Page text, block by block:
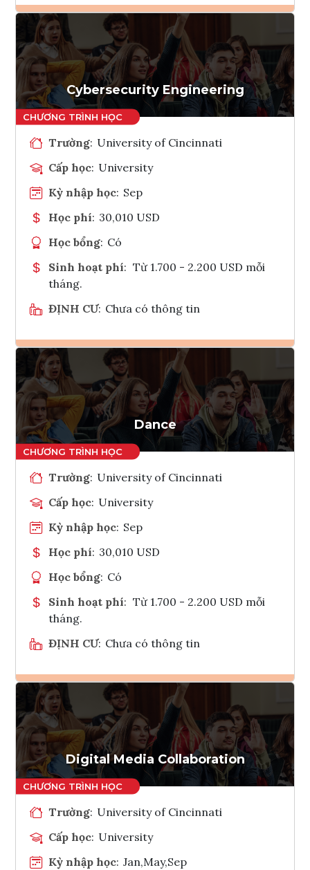
Ghi danh
Tham vấn Interlink
Cybersecurity Engineering
Trường: University of Cincinnati
Cấp học: University
Kỳ nhập học: Sep
Học phí: 30,010 USD
Học bổng: Có
Sinh hoạt phí: Từ 1.700 - 2.200 USD mỗi
tháng.
ĐỊNH CƯ: Chưa có thông tin
Ghi danh
Tham vấn Interlink
Dance
Trường: University of Cincinnati
Cấp học: University
Kỳ nhập học: Sep
Học phí: 30,010 USD
Học bổng: Có
Sinh hoạt phí: Từ 1.700 - 2.200 USD mỗi
tháng.
ĐỊNH CƯ: Chưa có thông tin
Ghi danh
Tham vấn Interlink
Digital Media Collaboration
Trường: University of Cincinnati
Cấp học: University
Kỳ nhập học: Jan,May,Sep